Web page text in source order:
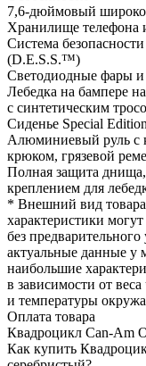
7,6-дюймовый
Хранилище телефона
Система
(D.E.S.S.™️)
Светодиодные фары и
Лебедка на бампере
с синтетическим
Сиденье Special
Алюминиевый руль с
крюком, грязевой
Полная защита
креплением для
* Внешний вид
характеристики
без
актуальные данные у
наибольшие
в зависимости от
и температуры
Оплата товара
Квадроцикл Can-Am
Как купить